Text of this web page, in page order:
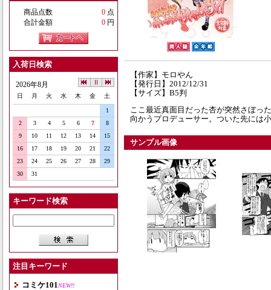
商品点数 0 点
合計金額
0 円
入荷日検索
2026年8月
日 月 火 水 木 金 土
1
2
3 4 5 6 7
8
9
10 11 12 13 14
15
16
17 18 19 20 21
22
23
24 25 26 27 28
29
30
31
キーワード検索
注目キーワード
コミケ101 NEW!!
【作家】モロやん
【発行日】2012/12/31
【サイズ】B5判
ここ最近真面目だった杏が突然さぼっ
向かうプロデューサー。ついた先には
サンプル画像